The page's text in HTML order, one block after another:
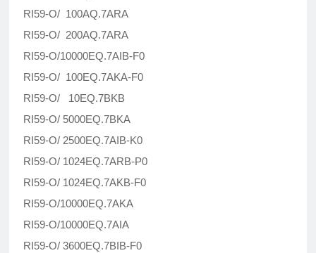
RI59-O/ 100AQ.7ARA
RI59-O/ 200AQ.7ARA
RI59-O/10000EQ.7AIB-F0
RI59-O/ 100EQ.7AKA-F0
RI59-O/ 10EQ.7BKB
RI59-O/ 5000EQ.7BKA
RI59-O/ 2500EQ.7AIB-K0
RI59-O/ 1024EQ.7ARB-P0
RI59-O/ 1024EQ.7AKB-F0
RI59-O/10000EQ.7AKA
RI59-O/10000EQ.7AIA
RI59-O/ 3600EQ.7BIB-F0